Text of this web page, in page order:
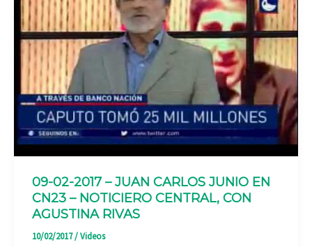
09-02-2017 – JUAN CARLOS JUNIO EN
CN23 – NOTICIERO CENTRAL, CON
AGUSTINA RIVAS
10/02/2017/Videos